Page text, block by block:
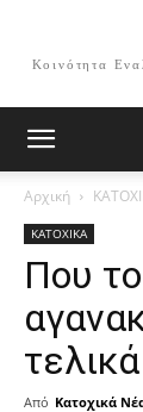
Κοινότητα
Αρχική
ΚΑΤΟΧΙΚΑ
Που
Από Κατοχικά